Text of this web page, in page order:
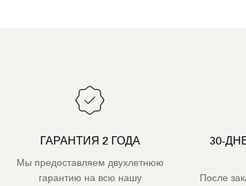
ГАРАНТИЯ 2 ГОДА
Мы предоставляем двухлетнюю
гарантию на всю нашу
30-
После